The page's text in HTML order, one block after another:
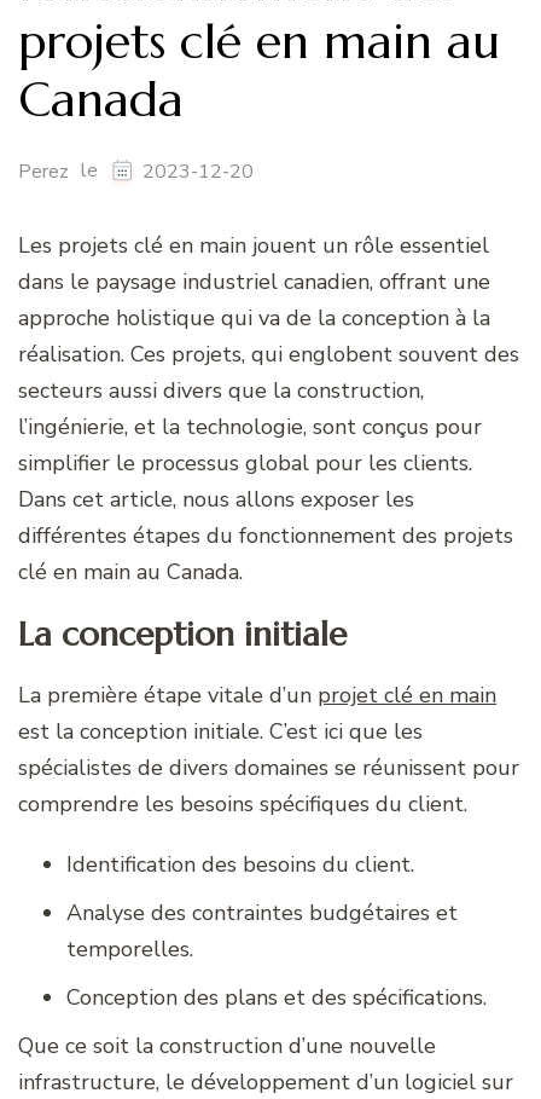
projets clé en main au
Canada
Perez le 2023-12-20
Les projets clé en main jouent un rôle essentiel
dans le paysage industriel canadien, offrant une
approche holistique qui va de la conception à la
réalisation. Ces projets, qui englobent souvent des
secteurs aussi divers que la construction,
l’ingénierie, et la technologie, sont conçus pour
simplifier le processus global pour les clients.
Dans cet article, nous allons exposer les
différentes étapes du fonctionnement des projets
clé en main au Canada.
La conception initiale
La première étape vitale d’un projet clé en main
est la conception initiale. C’est ici que les
spécialistes de divers domaines se réunissent pour
comprendre les besoins spécifiques du client.
Identification des besoins du client.
Analyse des contraintes budgétaires et
temporelles.
Conception des plans et des spécifications.
Que ce soit la construction d’une nouvelle
infrastructure, le développement d’un logiciel sur